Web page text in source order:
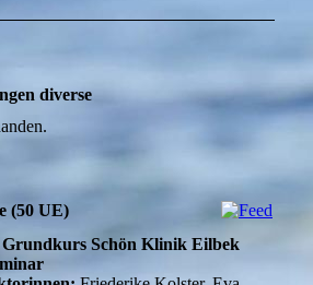
diverse
(50 UE)
Schön Klinik Eilbek